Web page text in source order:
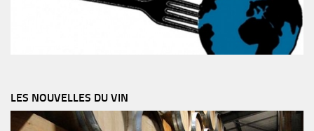
LES NOUVELLES DU VIN